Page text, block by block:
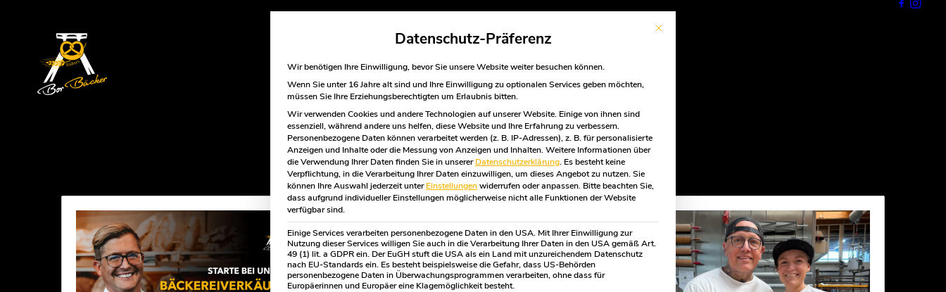
Mit diesem Button wird der Dialog geschlossen. Seine Funktionalität ist
Datenschutz-Präferenz
Wir benötigen Ihre Einwilligung, bevor Sie unsere Website weiter besuchen können.
Wenn Sie unter 16 Jahre alt sind und Ihre Einwilligung zu optionalen Services geben möchten,
müssen Sie Ihre Erziehungsberechtigten um Erlaubnis bitten.
Wir verwenden Cookies und andere Technologien auf unserer Website. Einige von ihnen sind
essenziell, während andere uns helfen, diese Website und Ihre Erfahrung zu verbessern.
Personenbezogene Daten können verarbeitet werden (z. B. IP-Adressen), z. B. für personalisierte
Anzeigen und Inhalte oder die Messung von Anzeigen und Inhalten.Weitere Informationen über
die Verwendung Ihrer Daten finden Sie in unsererDatenschutzerklärung. Es besteht keine
Verpflichtung, in die Verarbeitung Ihrer Daten einzuwilligen, um dieses Angebot zu nutzen.Sie
können Ihre Auswahl jederzeit unterEinstellungenwiderrufen oder anpassen. Bitte beachten Sie,
dass aufgrund individueller Einstellungen möglicherweise nicht alle Funktionen der Website
verfügbar sind.
Einige Services verarbeiten personenbezogene Daten in den USA. Mit Ihrer Einwilligung zur
Nutzung dieser Services willigen Sie auch in die Verarbeitung Ihrer Daten in den USA gemäß Art.
49 (1) lit. a GDPR ein. Der EuGH stuft die USA als ein Land mit unzureichendem Datenschutz
nach EU-Standards ein. Es besteht beispielsweise die Gefahr, dass US-Behörden
personenbezogene Daten in Überwachungsprogrammen verarbeiten, ohne dass für
Europäerinnen und Europäer eine Klagemöglichkeit besteht.